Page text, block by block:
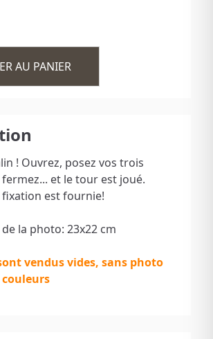
AU PANIER
! Ouvrez, posez vos trois
et le tour est joué.
fixation est fournie!
la photo: 23x22 cm
vendus vides, sans photo